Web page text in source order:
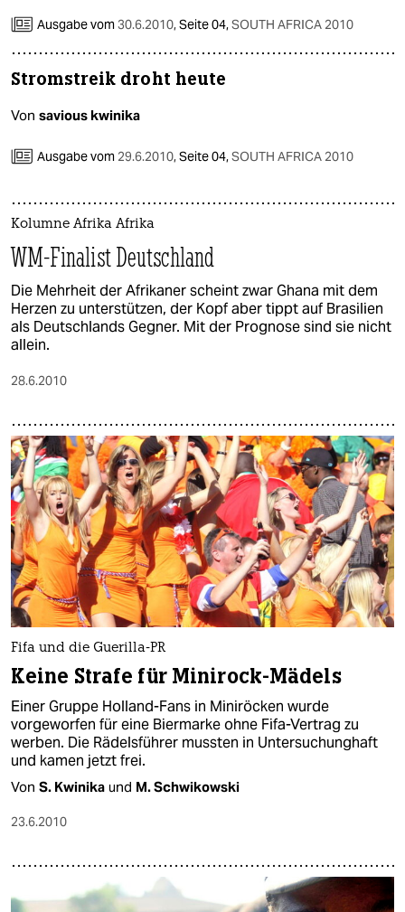
Ausgabe vom30.6.2010,Seite 04,SOUTH AFRICA 2010
Stromstreik droht heute
Von savious kwinika
Ausgabe vom 29.6.2010,Seite 04,SOUTH AFRICA 2010
Kolumne Afrika Afrika
WM-Finalist Deutschland
Die Mehrheit der Afrikaner scheint zwar Ghana mit dem
Herzen zu unterstützen, der Kopf aber tippt auf Brasilien
als Deutschlands Gegner. Mit der Prognose sind sie nicht
allein.
28.6.2010
Fifa und die Guerilla-PR
Keine Strafe für Minirock-Mädels
Einer Gruppe Holland-Fans in Miniröcken wurde
vorgeworfen für eine Biermarke ohne Fifa-Vertrag zu
werben. Die Rädelsführer mussten in Untersuchunghaft
und kamen jetzt frei.
Von S. Kwinika und M. Schwikowski
23.6.2010